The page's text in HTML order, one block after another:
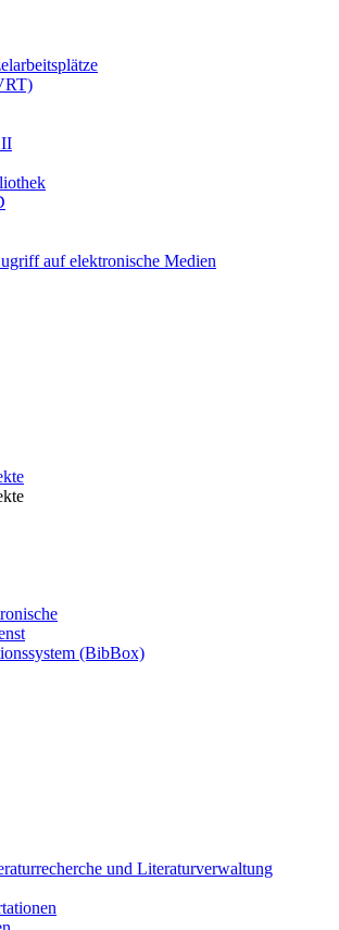
II
auf elektronische Medien
(BibBox)
und Literaturverwaltung